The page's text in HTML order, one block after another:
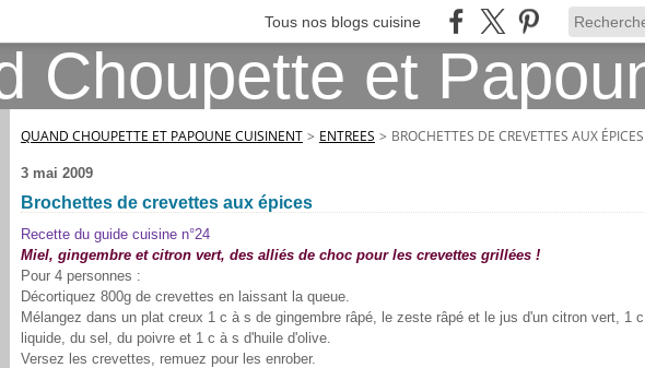
Tous nos blogs cuisine
QUAND CHOUPETTE ET PAPOUNE CUISINENT > ENTREES > BROCHETTES DE CREVETTES AUX ÉPICES
3 mai 2009
Brochettes de crevettes aux épices
Recette du guide cuisine n°24
Miel, gingembre et citron vert, des alliés de choc pour les crevettes grillées !
Pour 4 personnes :
Décortiquez 800g de crevettes en laissant la queue.
Mélangez dans un plat creux 1 c à s de gingembre râpé, le zeste râpé et le jus d'un citron vert, 1
liquide, du sel, du poivre et 1 c à s d'huile d'olive.
Versez les crevettes, remuez pour les enrober.